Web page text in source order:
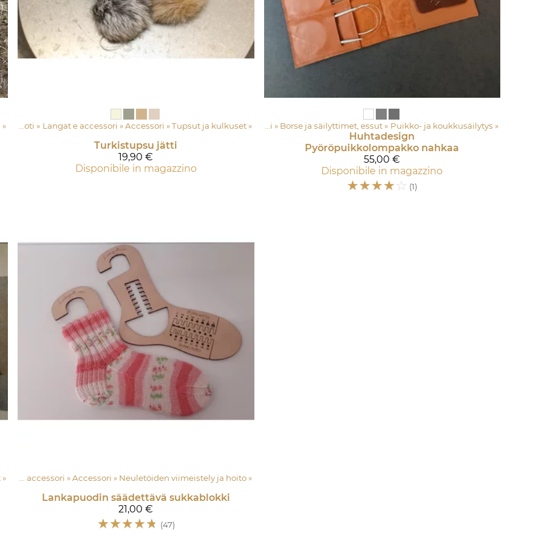
‪» Lankapuoti ‪» Langat e accessori ‪» Accessori ‪» Tupsut ja kulkuset ‪»
Turkistupsu jätti
19,90 €
Disponibile in magazzino
Prodotti ‪»Lankapuoti‪»Langat e accessori‪» Accessori ‪» Borse ja säilyttimet, essut ‪» Puikko- ja koukkusäilytys ‪»
Huhtadesign
Pyöröpuikkolompakko nahkaa
55,00 €
Disponibile in magazzino
☆☆☆☆☆ (1)
‪» Langat e accessori ‪» Accessori ‪» Neuletöiden viimeistely ja hoito ‪»
Lankapuodin säädettävä sukkablokki
21,00 €
☆☆☆☆☆ (47)